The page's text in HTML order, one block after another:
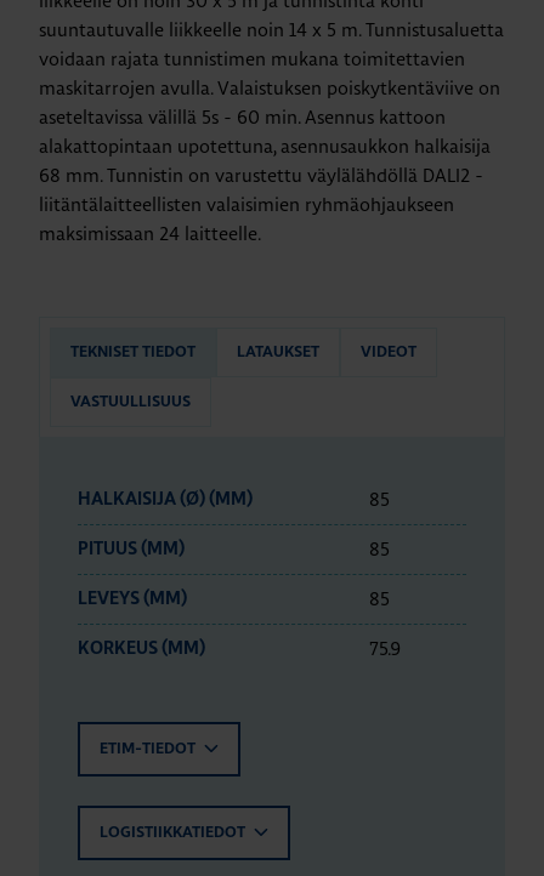
suuntautuvalle liikkeelle noin 14 x 5 m. Tunnistusaluetta
voidaan rajata tunnistimen mukana toimitettavien
maskitarrojen avulla. Valaistuksen poiskytkentäviive on
aseteltavissa välillä 5s - 60 min. Asennus kattoon
alakattopintaan upotettuna, asennusaukkon halkaisija
68 mm. Tunnistin on varustettu väylälähdöllä DALI2 -
liitäntälaitteellisten valaisimien ryhmäohjaukseen
maksimissaan 24 laitteelle.
TEKNISET TIEDOT LATAUKSET VIDEOT
VASTUULLISUUS
HALKAISIJA (Ø) (MM) 85
PITUUS (MM) 85
LEVEYS (MM) 85
KORKEUS (MM) 75.9
ETIM-TIEDOT
LOGISTIIKKATIEDOT